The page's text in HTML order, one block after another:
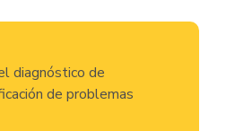
diagnóstico de
de problemas